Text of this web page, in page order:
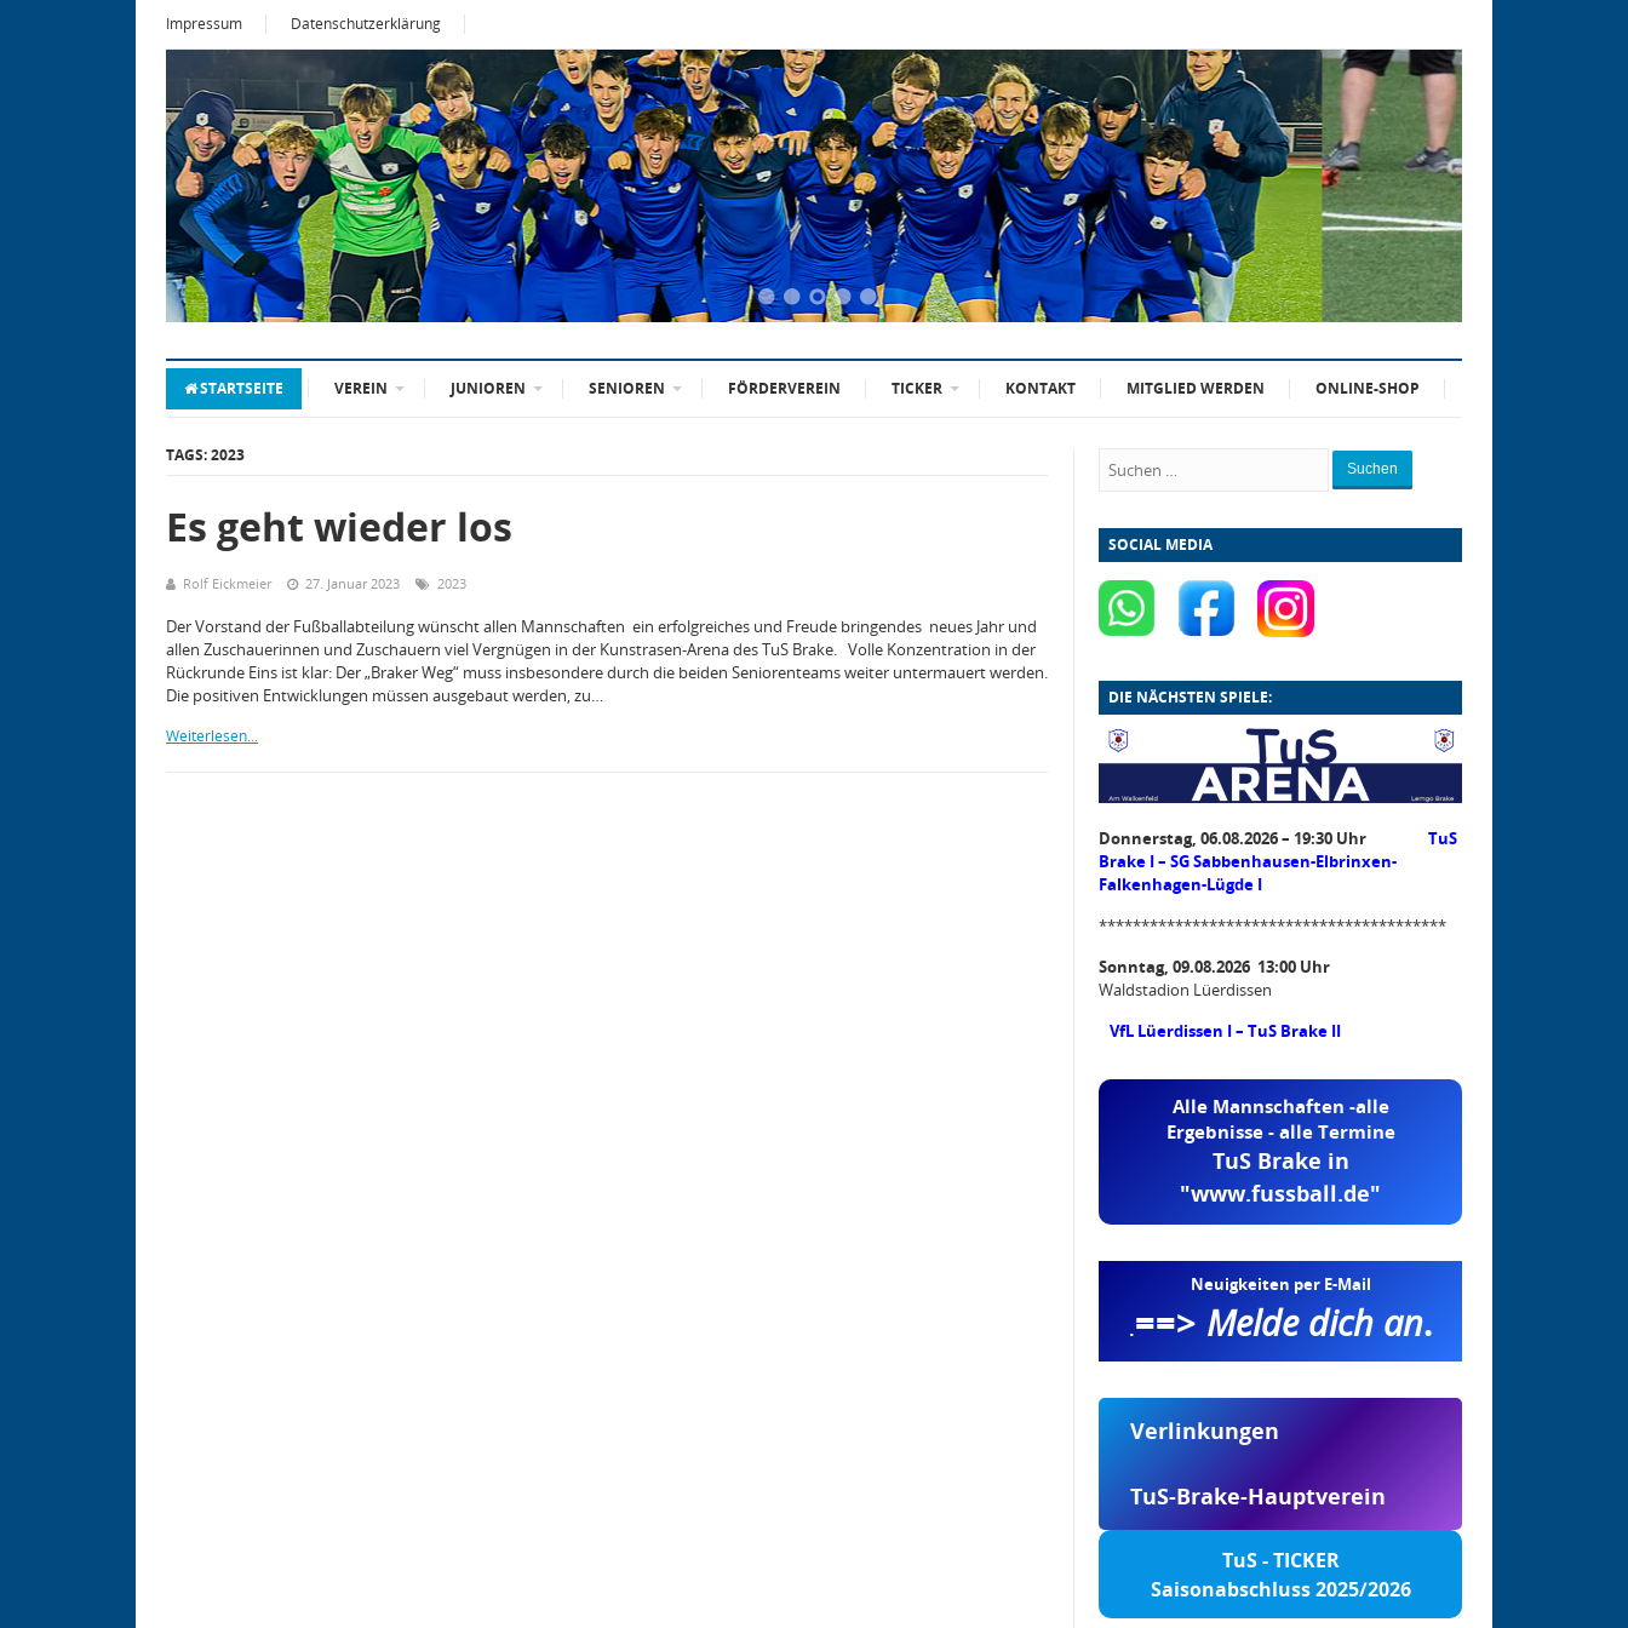
Impressum Datenschutzerklärung
STARTSEITE VEREIN JUNIOREN SENIOREN FÖRDERVEREIN TICKER KONTAKT MITGLIED WERDEN ONLINE-SHOP
TAGS: 2023
Es geht wieder los
Rolf Eickmeier 27. Januar 2023 2023
Der Vorstand der Fußballabteilung wünscht allen Mannschaften ein erfolgreiches und Freude bringendes neues Jahr und
allen Zuschauerinnen und Zuschauern viel Vergnügen in der Kunstrasen-Arena des TuS Brake. Volle Konzentration in der
Rückrunde Eins ist klar: Der „Braker Weg“ muss insbesondere durch die beiden Seniorenteams weiter untermauert werden.
Die positiven Entwicklungen müssen ausgebaut werden, zu…
Weiterlesen...
Suchen
SOCIAL MEDIA
DIE NÄCHSTEN SPIELE:
Donnerstag, 06.08.2026 – 19:30 Uhr TuS
Brake I – SG Sabbenhausen-Elbrinxen-
Falkenhagen-Lügde I
*****************************************
Sonntag, 09.08.2026 13:00 Uhr
Waldstadion Lüerdissen
VfL Lüerdissen I – TuS Brake II
Alle Mannschaften -alle
Ergebnisse - alle Termine
TuS Brake in
"www.fussball.de"
Neuigkeiten per E-Mail
.==> Melde dich an.
Verlinkungen
TuS-Brake-Hauptverein
TuS - TICKER
Saisonabschluss 2025/2026